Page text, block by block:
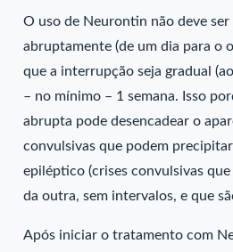
O uso de Neurontin não deve
abruptamente (de um dia para o
que a interrupção seja gradual
– no mínimo – 1 semana. Isso
abrupta pode desencadear o
convulsivas que podem precipitar
epiléptico (crises convulsivas
da outra, sem intervalos, e que
Após iniciar o tratamento com